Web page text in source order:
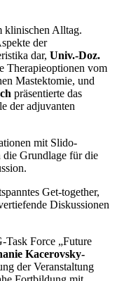
klinischen Alltag.
der
dar, Univ.-Doz.
Therapieoptionen vom
Mastektomie, und
präsentierte das
der adjuvanten
mit Slido-
die Grundlage für die
Get-together,
Diskussionen
Task Force „Future
Kacerovsky-
der Veranstaltung